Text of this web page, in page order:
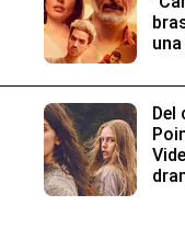
Del